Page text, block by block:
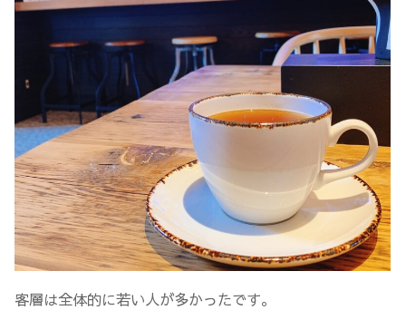
客層は全体的に若い人が多かったです。